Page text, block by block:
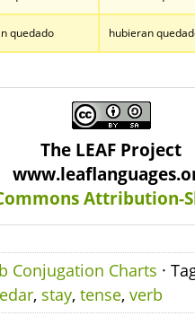
quedado hubieran
The LEAF Project
Attribution-
Conjugation Charts ·
, stay, tense, verb